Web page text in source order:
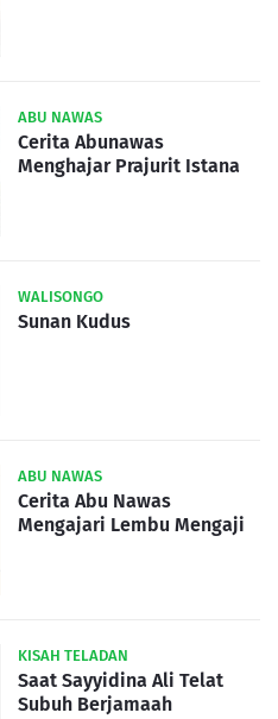
ABU NAWAS
Cerita Abunawas
Menghajar Prajurit Istana
WALISONGO
Sunan Kudus
ABU NAWAS
Cerita Abu Nawas
Mengajari Lembu Mengaji
KISAH TELADAN
Saat Sayyidina Ali Telat
Subuh Berjamaah